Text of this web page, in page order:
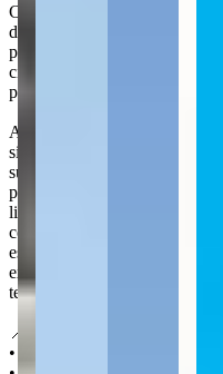
Com grande potencial de
diversos investimentos
planejamento físico-espacial
cidade e a orla e que promete
para a região.
A Kalani Empreendimentos,
significado havaiano de céu,
sua abordagem séria e
profissionais altamente
linha, além de tecnologia de
constantemente, aprimorando
especificidade do processo de
excelência em todas as fases
terreno até a entrega final.
📍 Localização:
• 550 m do Supermercado